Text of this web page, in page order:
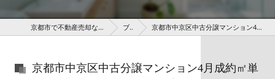
京都市で不動産売却なら株式会社京 藤十郎不動産 ブログ 京都市中京区中古分譲マンション4月成約㎡単価前年対比 30.8％⇗アップ
京都市中京区中古分譲マンション4月成約㎡単